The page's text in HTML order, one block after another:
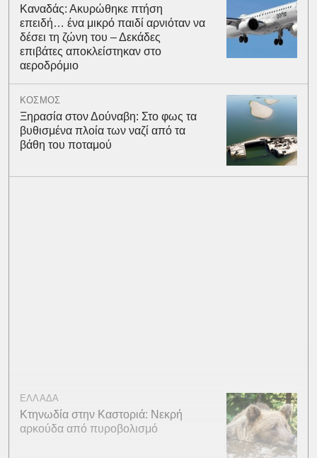
Καναδάς: Ακυρώθηκε πτήση
επειδή… ένα μικρό παιδί αρνιόταν να
δέσει τη ζώνη του – Δεκάδες
επιβάτες αποκλείστηκαν στο
αεροδρόμιο
ΚΟΣΜΟΣ
Ξηρασία στον Δούναβη: Στο φως τα
βυθισμένα πλοία των ναζί από τα
βάθη του ποταμού
ΕΛΛΑΔΑ
Κτηνωδία στην Καστοριά: Νεκρή
αρκούδα από πυροβολισμό